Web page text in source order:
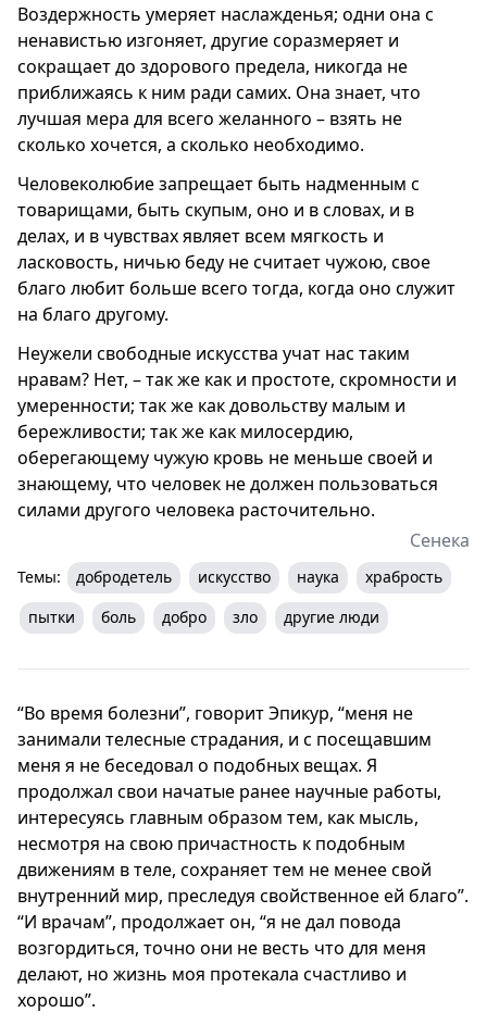
Воздержность умеряет наслажденья; одни она с
ненавистью изгоняет, другие соразмеряет и
сокращает до здорового предела, никогда не
приближаясь к ним ради самих. Она знает, что
лучшая мера для всего желанного – взять не
сколько хочется, а сколько необходимо.
Человеколюбие запрещает быть надменным с
товарищами, быть скупым, оно и в словах, и в
делах, и в чувствах являет всем мягкость и
ласковость, ничью беду не считает чужою, свое
благо любит больше всего тогда, когда оно служит
на благо другому.
Неужели свободные искусства учат нас таким
нравам? Нет, – так же как и простоте, скромности и
умеренности; так же как довольству малым и
бережливости; так же как милосердию,
оберегающему чужую кровь не меньше своей и
знающему, что человек не должен пользоваться
силами другого человека расточительно.
Сенека
Темы: добродетель искусство наука
храбрость
пытки
боль добро зло другие люди
“Во время болезни”, говорит Эпикур, “меня не
занимали телесные страдания, и с посещавшим
меня я не беседовал о подобных вещах. Я
продолжал свои начатые ранее научные работы,
интересуясь главным образом тем, как мысль,
несмотря на свою причастность к подобным
движениям в теле, сохраняет тем не менее свой
внутренний мир, преследуя свойственное ей благо”.
“И врачам”, продолжает он, “я не дал повода
возгордиться, точно они не весть что для меня
делают, но жизнь моя протекала счастливо и
хорошо”.